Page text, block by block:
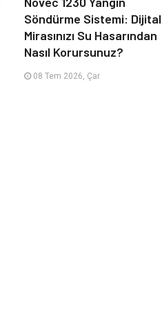
Söndürme Sistemi: Dijital
Mirasınızı Su Hasarından
Nasıl Korursunuz?
08 Tem 2026, Çar